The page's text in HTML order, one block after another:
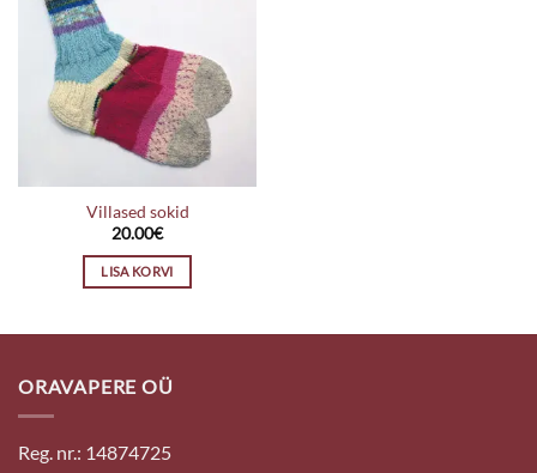
Villased sokid
20.00€
LISA KORVI
ORAVAPERE OÜ
Reg. nr.: 14874725